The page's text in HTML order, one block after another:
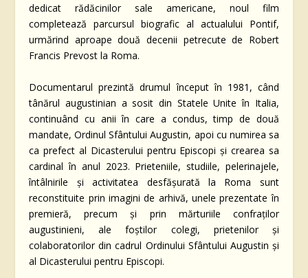
dedicat rădăcinilor sale americane, noul film
completează parcursul biografic al actualului Pontif,
urmărind aproape două decenii petrecute de Robert
Francis Prevost la Roma.
Documentarul prezintă drumul început în 1981, când
tânărul augustinian a sosit din Statele Unite în Italia,
continuând cu anii în care a condus, timp de două
mandate, Ordinul Sfântului Augustin, apoi cu numirea sa
ca prefect al Dicasterului pentru Episcopi și crearea sa
cardinal în anul 2023. Prieteniile, studiile, pelerinajele,
întâlnirile și activitatea desfășurată la Roma sunt
reconstituite prin imagini de arhivă, unele prezentate în
premieră, precum și prin mărturiile confraților
augustinieni, ale foștilor colegi, prietenilor și
colaboratorilor din cadrul Ordinului Sfântului Augustin și
al Dicasterului pentru Episcopi.